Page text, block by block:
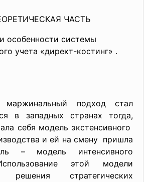
ЧАСТЬ
особенности системы
учета «директ-костинг» .
маржинальный подход стал
в западных странах тогда,
себя модель экстенсивного
и ей на смену пришла
– модель интенсивного
этой модели
решения стратегических